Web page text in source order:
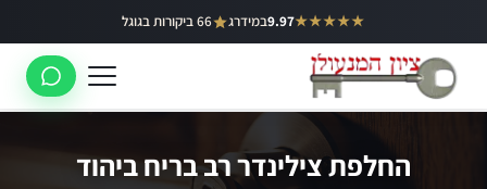
לתוכן
★★★★★
9.97במידרג 66 ביקורות בגוגל באר יעקב
ראשון לציון
לוד
החלפת צילינדר רב בריח ביהוד